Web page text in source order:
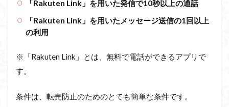
「Rakuten Link」を用いた発信で10秒以上の通話
「Rakuten Link」を用いたメッセージ送信の1回以上
の利用
※「Rakuten Link」とは、無料で電話ができるアプリで
す。
条件は、転売防止のためのとても簡単な条件です。